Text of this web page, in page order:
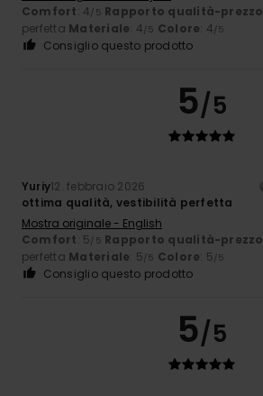
Comfort: 4 /5 Rapporto qualità-prezzo
perfetta Materiale: 4 /5 Colore: 4 /5
Consiglio questo prodotto
5/5
Yuriy12. febbraio 2026
ottima qualità, vestibilità perfetta
Mostra originale - English
Comfort: 5 /5 Rapporto qualità-prezzo
perfetta Materiale: 5 /5 Colore: 5 /5
Consiglio questo prodotto
5/5